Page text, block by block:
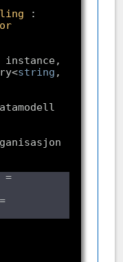
string
                OrgNr =
                Navn =